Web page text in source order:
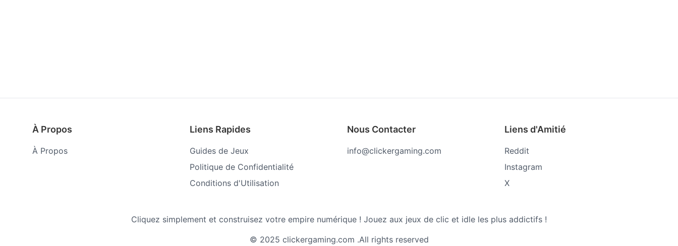
À Propos
À Propos
Liens Rapides
Guides de Jeux
Politique de Confidentialité
Conditions d'Utilisation
Nous Contacter
info@clickergaming.com
Liens d'Amitié
Reddit
Instagram
X
Cliquez simplement et construisez votre empire numérique ! Jouez aux jeux de clic et idle les plus addictifs !
© 2025 clickergaming.com .All rights reserved